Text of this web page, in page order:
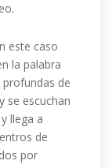
este caso
la palabra
de
se escuchan
llega a
de
por